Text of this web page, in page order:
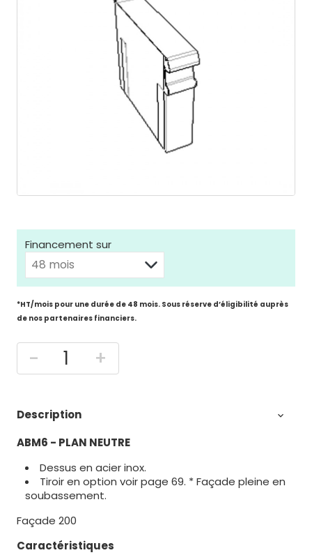
Financement sur
*HT/mois pour une durée de 48 mois. Sous réserve d’éligibilité auprès
de nos partenaires financiers.
- +
Description 
ABM6 - PLAN NEUTRE
Dessus en acier inox.
Tiroir en option voir page 69. * Façade pleine en
soubassement.
Façade 200
Caractéristiques